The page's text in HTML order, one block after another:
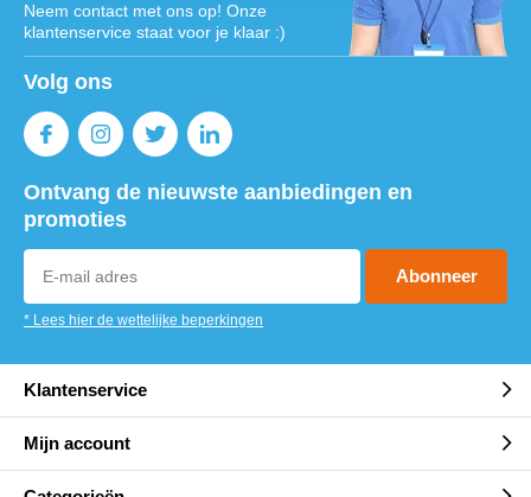
Neem contact met ons op! Onze
klantenservice staat voor je klaar :)
Volg ons
Ontvang de nieuwste aanbiedingen en
promoties
Abonneer
* Lees hier de wettelijke beperkingen
Klantenservice
Mijn account